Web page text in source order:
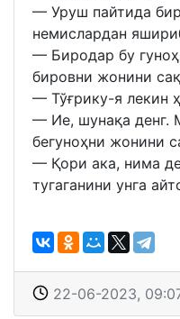
— Уруш пайтида
немислардан
— Биродар бу
бировни жонини
— Тўғрику-я лекин
— Ие, шунақа денг.
бегуноҳни жонини
— Қори ака, нима
тугаганини унга
22-06-2023,